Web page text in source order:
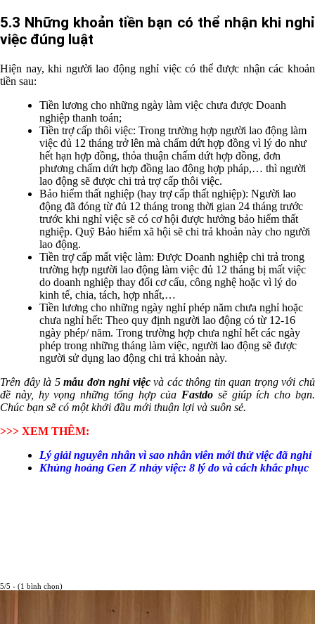
5.3 Những khoản tiền bạn có thể nhận khi nghỉ
việc đúng luật
Hiện nay, khi người lao động nghỉ việc có thể được nhận các khoản
tiền sau:
Tiền lương cho những ngày làm việc chưa được Doanh
nghiệp thanh toán;
Tiền trợ cấp thôi việc: Trong trường hợp người lao động làm
việc đủ 12 tháng trở lên mà chấm dứt hợp đồng vì lý do như
hết hạn hợp đồng, thỏa thuận chấm dứt hợp đồng, đơn
phương chấm dứt hợp đồng lao động hợp pháp,… thì người
lao động sẽ được chi trả trợ cấp thôi việc.
Bảo hiểm thất nghiệp (hay trợ cấp thất nghiệp): Người lao
động đã đóng từ đủ 12 tháng trong thời gian 24 tháng trước
trước khi nghỉ việc sẽ có cơ hội được hưởng bảo hiểm thất
nghiệp. Quỹ Bảo hiểm xã hội sẽ chi trả khoản này cho người
lao động.
Tiền trợ cấp mất việc làm: Được Doanh nghiệp chi trả trong
trường hợp người lao động làm việc đủ 12 tháng bị mất việc
do doanh nghiệp thay đổi cơ cấu, công nghệ hoặc vì lý do
kinh tế, chia, tách, hợp nhất,…
Tiền lương cho những ngày nghỉ phép năm chưa nghỉ hoặc
chưa nghỉ hết: Theo quy định người lao động có từ 12-16
ngày phép/ năm. Trong trường hợp chưa nghỉ hết các ngày
phép trong những tháng làm việc, người lao động sẽ được
người sử dụng lao động chi trả khoản này.
Trên đây là 5mẫu đơn nghỉ việcvà các thông tin quan trọng với chủ
đề này, hy vọng những tổng hợp của Fastdo sẽ giúp ích cho bạn.
Chúc bạn sẽ có một khởi đầu mới thuận lợi và suôn sẻ.
>>> XEM THÊM:
Lý giải nguyên nhân vì sao nhân viên mới thử việc đã nghỉ
Khủng hoảng Gen Z nhảy việc: 8 lý do và cách khắc phục
5/5 - (1 bình chọn)